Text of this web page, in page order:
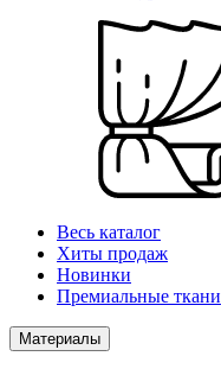
Весь каталог
Хиты продаж
Новинки
Премиальные ткани
Материалы